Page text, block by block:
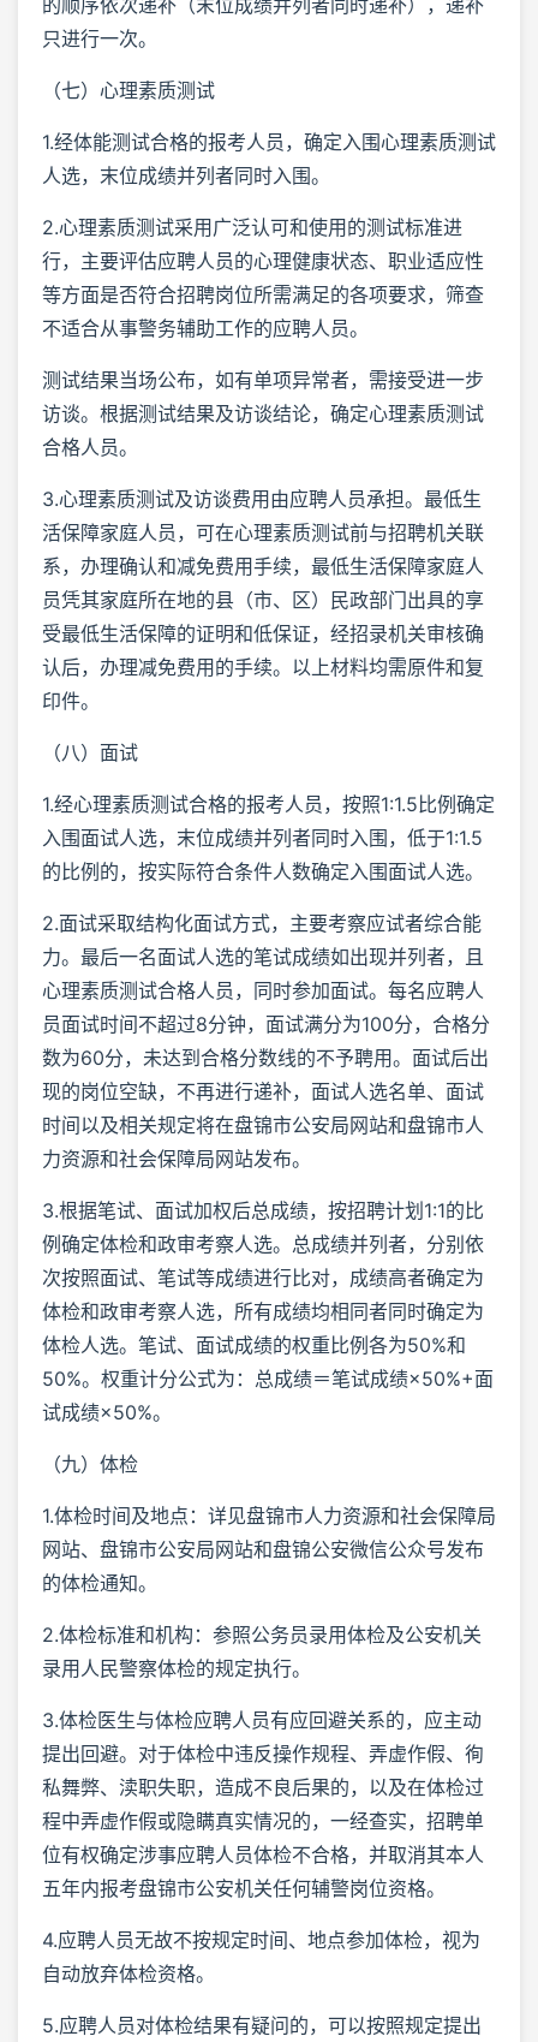
的顺序依次递补（末位成绩并列者同时递补），递补
只进行一次。
（七）心理素质测试
1.经体能测试合格的报考人员，确定入围心理素质测试
人选，末位成绩并列者同时入围。
2.心理素质测试采用广泛认可和使用的测试标准进
行，主要评估应聘人员的心理健康状态、职业适应性
等方面是否符合招聘岗位所需满足的各项要求，筛查
不适合从事警务辅助工作的应聘人员。
测试结果当场公布，如有单项异常者，需接受进一步
访谈。根据测试结果及访谈结论，确定心理素质测试
合格人员。
3.心理素质测试及访谈费用由应聘人员承担。最低生
活保障家庭人员，可在心理素质测试前与招聘机关联
系，办理确认和减免费用手续，最低生活保障家庭人
员凭其家庭所在地的县（市、区）民政部门出具的享
受最低生活保障的证明和低保证，经招录机关审核确
认后，办理减免费用的手续。以上材料均需原件和复
印件。
（八）面试
1.经心理素质测试合格的报考人员，按照1:1.5比例确定
入围面试人选，末位成绩并列者同时入围，低于1:1.5
的比例的，按实际符合条件人数确定入围面试人选。
2.面试采取结构化面试方式，主要考察应试者综合能
力。最后一名面试人选的笔试成绩如出现并列者，且
心理素质测试合格人员，同时参加面试。每名应聘人
员面试时间不超过8分钟，面试满分为100分，合格分
数为60分，未达到合格分数线的不予聘用。面试后出
现的岗位空缺，不再进行递补，面试人选名单、面试
时间以及相关规定将在盘锦市公安局网站和盘锦市人
力资源和社会保障局网站发布。
3.根据笔试、面试加权后总成绩，按招聘计划1:1的比
例确定体检和政审考察人选。总成绩并列者，分别依
次按照面试、笔试等成绩进行比对，成绩高者确定为
体检和政审考察人选，所有成绩均相同者同时确定为
体检人选。笔试、面试成绩的权重比例各为50%和
50%。权重计分公式为：总成绩＝笔试成绩×50%+面
试成绩×50%。
（九）体检
1.体检时间及地点：详见盘锦市人力资源和社会保障局
网站、盘锦市公安局网站和盘锦公安微信公众号发布
的体检通知。
2.体检标准和机构：参照公务员录用体检及公安机关
录用人民警察体检的规定执行。
3.体检医生与体检应聘人员有应回避关系的，应主动
提出回避。对于体检中违反操作规程、弄虚作假、徇
私舞弊、渎职失职，造成不良后果的，以及在体检过
程中弄虚作假或隐瞒真实情况的，一经查实，招聘单
位有权确定涉事应聘人员体检不合格，并取消其本人
五年内报考盘锦市公安机关任何辅警岗位资格。
4.应聘人员无故不按规定时间、地点参加体检，视为
自动放弃体检资格。
5.应聘人员对体检结果有疑问的，可以按照规定提出